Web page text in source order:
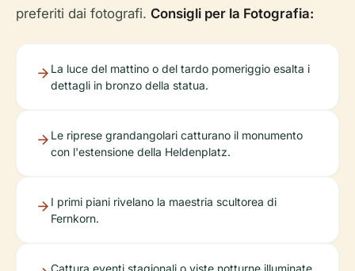
preferiti dai fotografi. Consigli per la Fotografia:
La luce del mattino o del tardo pomeriggio esalta i
dettagli in bronzo della statua.
Le riprese grandangolari catturano il monumento
con l'estensione della Heldenplatz.
I primi piani rivelano la maestria scultorea di
Fernkorn.
Cattura eventi stagionali o viste notturne illuminate